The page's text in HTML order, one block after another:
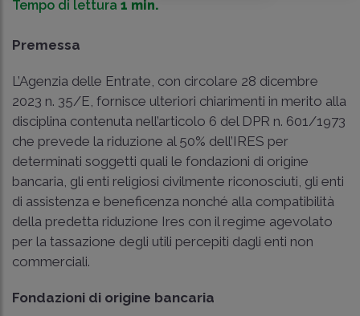
Tempo di lettura 1 min.
Premessa
L’Agenzia delle Entrate, con circolare 28 dicembre
2023 n. 35/E, fornisce ulteriori chiarimenti in merito alla
disciplina contenuta nell’articolo 6 del DPR n. 601/1973
che prevede la riduzione al 50% dell’IRES per
determinati soggetti quali le fondazioni di origine
bancaria, gli enti religiosi civilmente riconosciuti, gli enti
di assistenza e beneficenza nonché alla compatibilità
della predetta riduzione Ires con il regime agevolato
per la tassazione degli utili percepiti dagli enti non
commerciali.
Fondazioni di origine bancaria